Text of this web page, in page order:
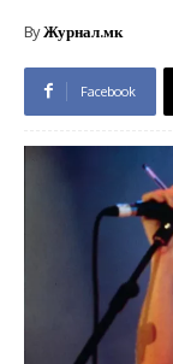
ByЖурнал.мк
Facebook